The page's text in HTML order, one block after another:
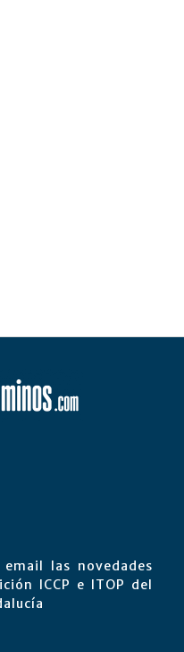
las novedades
ICCP e ITOP del